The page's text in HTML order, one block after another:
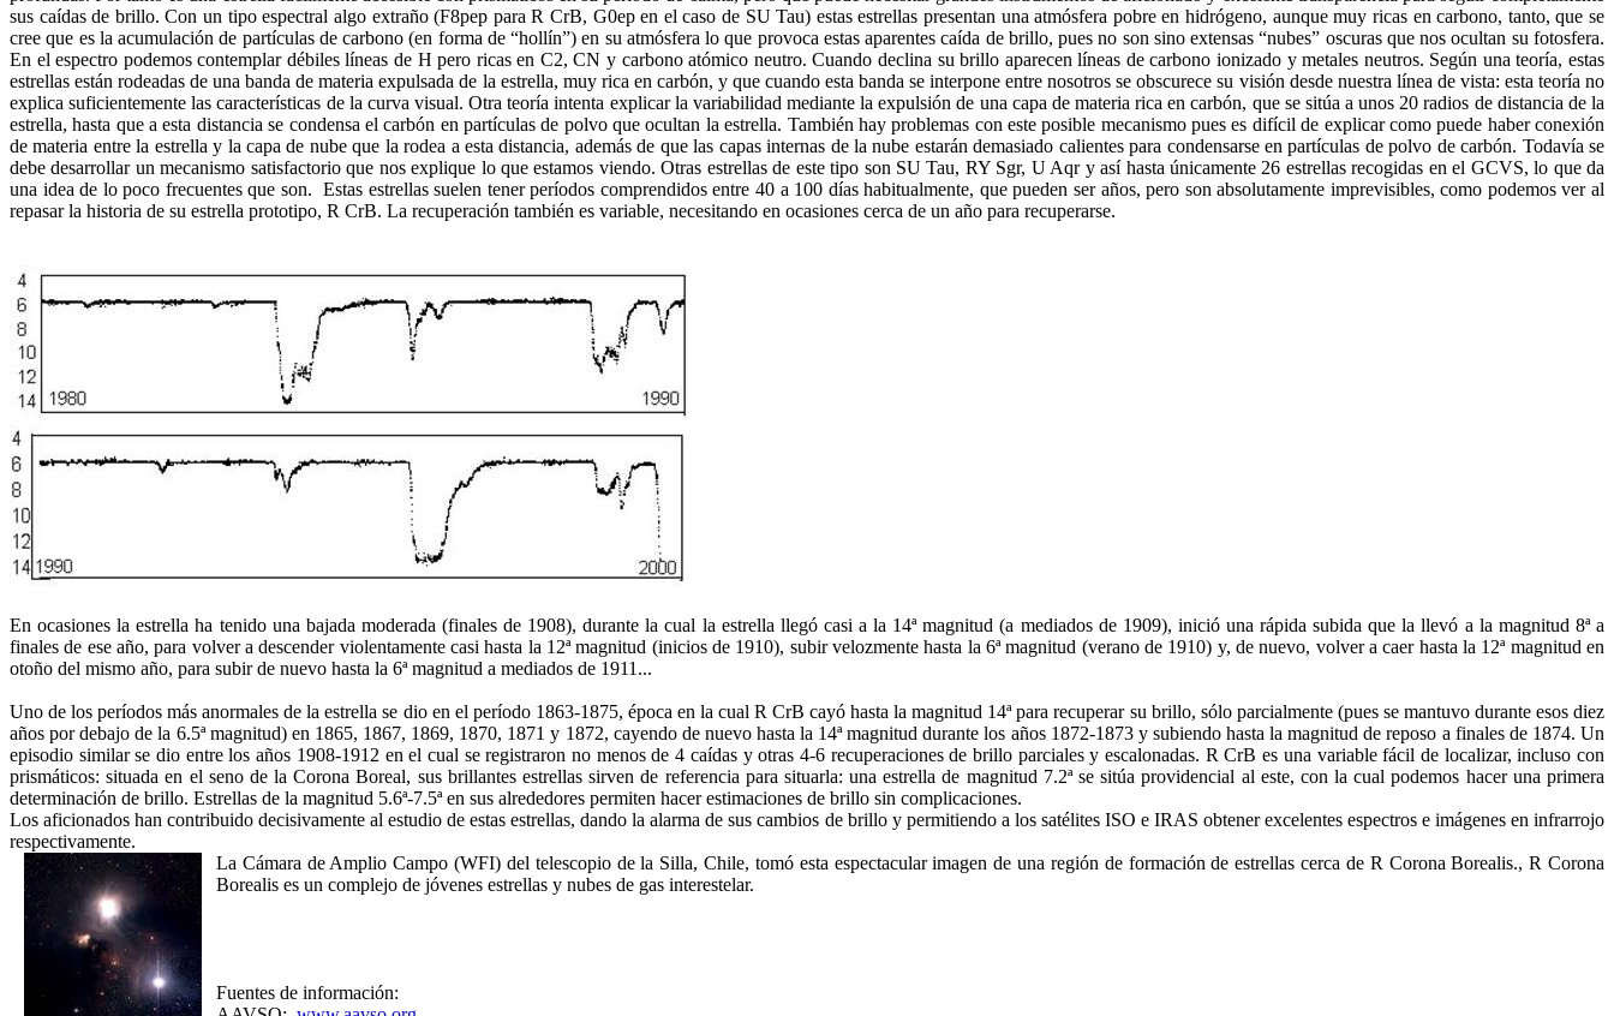
sus caídas de brillo. Con un tipo espectral algo extraño (F8pep para R CrB, G0ep en el caso de SU Tau) estas estrellas presentan una atmósfera pobre en hidrógeno, aunque muy ricas en carbono, tanto, que se
cree que es la acumulación de partículas de carbono (en forma de “hollín”) en su atmósfera lo que provoca estas aparentes caída de brillo, pues no son sino extensas “nubes” oscuras que nos ocultan su fotosfera.
En el espectro podemos contemplar débiles líneas de H pero ricas en C2, CN y carbono atómico neutro. Cuando declina su brillo aparecen líneas de carbono ionizado y metales neutros. Según una teoría, estas
estrellas están rodeadas de una banda de materia expulsada de la estrella, muy rica en carbón, y que cuando esta banda se interpone entre nosotros se obscurece su visión desde nuestra línea de vista: esta teoría no
explica suficientemente las características de la curva visual. Otra teoría intenta explicar la variabilidad mediante la expulsión de una capa de materia rica en carbón, que se sitúa a unos 20 radios de distancia de la
estrella, hasta que a esta distancia se condensa el carbón en partículas de polvo que ocultan la estrella. También hay problemas con este posible mecanismo pues es difícil de explicar como puede haber conexión
de materia entre la estrella y la capa de nube que la rodea a esta distancia, además de que las capas internas de la nube estarán demasiado calientes para condensarse en partículas de polvo de carbón. Todavía se
debe desarrollar un mecanismo satisfactorio que nos explique lo que estamos viendo. Otras estrellas de este tipo son SU Tau, RY Sgr, U Aqr y así hasta únicamente 26 estrellas recogidas en el GCVS, lo que da
una idea de lo poco frecuentes que son. Estas estrellas suelen tener períodos comprendidos entre 40 a 100 días habitualmente, que pueden ser años, pero son absolutamente imprevisibles, como podemos ver al
repasar la historia de su estrella prototipo, R CrB. La recuperación también es variable, necesitando en ocasiones cerca de un año para recuperarse.
En ocasiones la estrella ha tenido una bajada moderada (finales de 1908), durante la cual la estrella llegó casi a la 14ª magnitud (a mediados de 1909), inició una rápida subida que la llevó a la magnitud 8ª a
finales de ese año, para volver a descender violentamente casi hasta la 12ª magnitud (inicios de 1910), subir velozmente hasta la 6ª magnitud (verano de 1910) y, de nuevo, volver a caer hasta la 12ª magnitud en
otoño del mismo año, para subir de nuevo hasta la 6ª magnitud a mediados de 1911...
Uno de los períodos más anormales de la estrella se dio en el período 1863-1875, época en la cual R CrB cayó hasta la magnitud 14ª para recuperar su brillo, sólo parcialmente (pues se mantuvo durante esos diez
años por debajo de la 6.5ª magnitud) en 1865, 1867, 1869, 1870, 1871 y 1872, cayendo de nuevo hasta la 14ª magnitud durante los años 1872-1873 y subiendo hasta la magnitud de reposo a finales de 1874. Un
episodio similar se dio entre los años 1908-1912 en el cual se registraron no menos de 4 caídas y otras 4-6 recuperaciones de brillo parciales y escalonadas. R CrB es una variable fácil de localizar, incluso con
prismáticos: situada en el seno de la Corona Boreal, sus brillantes estrellas sirven de referencia para situarla: una estrella de magnitud 7.2ª se sitúa providencial al este, con la cual podemos hacer una primera
determinación de brillo. Estrellas de la magnitud 5.6ª-7.5ª en sus alrededores permiten hacer estimaciones de brillo sin complicaciones.
Los aficionados han contribuido decisivamente al estudio de estas estrellas, dando la alarma de sus cambios de brillo y permitiendo a los satélites ISO e IRAS obtener excelentes espectros e imágenes en infrarrojo
respectivamente.
La Cámara de Amplio Campo (WFI) del telescopio de la Silla, Chile, tomó esta espectacular imagen de una región de formación de estrellas cerca de R Corona Borealis., R Corona
Borealis es un complejo de jóvenes estrellas y nubes de gas interestelar.
Fuentes de información: